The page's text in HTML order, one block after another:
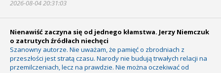
2026-08-04 20:31:03
Nienawiść zaczyna się od jednego kłamstwa. Jerzy Niemczuk
o zatrutych źródłach niechęci
Szanowny autorze. Nie uważam, że pamięć o zbrodniach z
przeszłości jest stratą czasu. Narody nie budują trwałych relacji na
przemilczeniach, lecz na prawdzie. Nie można oczekiwać od